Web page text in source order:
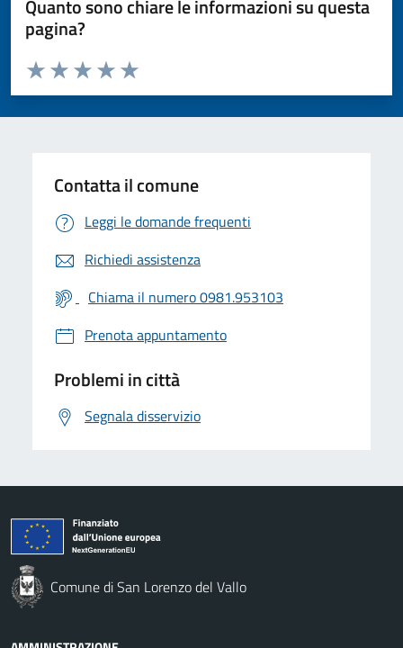
Quanto sono chiare le informazioni su questa
pagina?
Valuta da 1 a 5 stelle la pagina
Valuta 5 stelle su 5
Valuta 4 stelle su 5
Valuta 3 stelle su 5
Valuta 2 stelle su 5
Valuta 1 stelle su 5
Contatta il comune
Leggi le domande frequenti
Richiedi assistenza
Chiama il numero 0981.953103
Prenota appuntamento
Problemi in città
Segnala disservizio
Comune di San Lorenzo del Vallo